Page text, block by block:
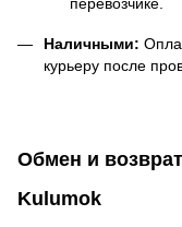
Наличными:
курьеру после
Обмен и
Kulumok